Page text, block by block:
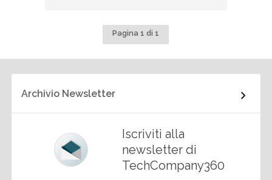
Pagina 1 di 1
Archivio Newsletter
Iscriviti alla
newsletter di
TechCompany360